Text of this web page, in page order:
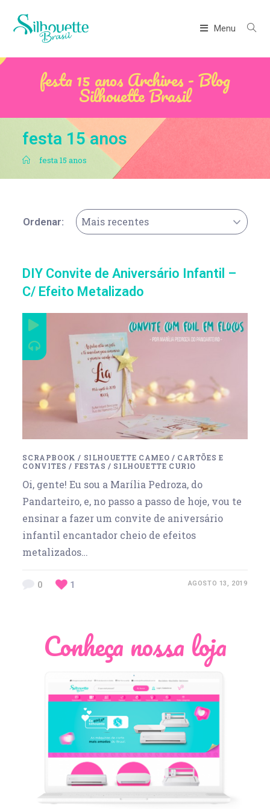
Menu
festa 15 anos Archives - Blog
Silhouette Brasil
festa 15 anos
. festa 15 anos
Ordenar: Mais recentes
DIY Convite de Aniversário Infantil –
C/ Efeito Metalizado
SCRAPBOOK / SILHOUETTE CAMEO / CARTÕES E
CONVITES / FESTAS / SILHOUETTE CURIO
Oi, gente! Eu sou a Marília Pedroza, do
Pandarteiro, e, no passo a passo de hoje, vou te
ensinar a fazer um convite de aniversário
infantil encantador cheio de efeitos
metalizados…
0 1 AGOSTO 13, 2019
Conheça nossa loja
Léia Pastori